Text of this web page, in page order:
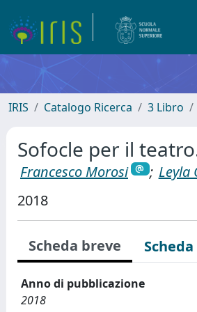
IRIS Catalogo Ricerca 3 Libro
Sofocle per il
Francesco Morosi ; Leyla
2018
Scheda breve
Anno di pubblicazione
2018